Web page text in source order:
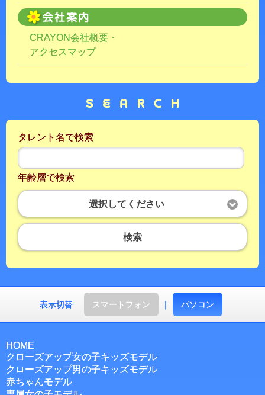
CRAYON会社概要・
アクセスマップ
タレント名で検索
年齢層で検索
選択してください
検索
表示切替 スマートフォン ｜ パソコン
HOME
クローズアップ女の子キッズモデル
クローズアップ男の子キッズモデル
赤ちゃんモデル